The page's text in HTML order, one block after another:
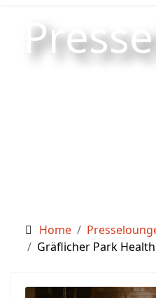
Home
Gräflicher Park